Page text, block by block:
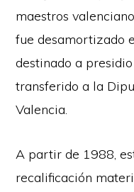
maestros
fue desamortizado
destinado a
transferido a la
Valencia.
A partir de 1988,
recalificación